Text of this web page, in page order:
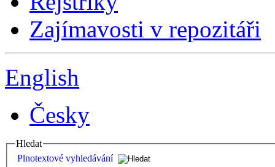
Zajímavosti v repozitáři
English
Česky
Hledat
Plnotextové vyhledávání